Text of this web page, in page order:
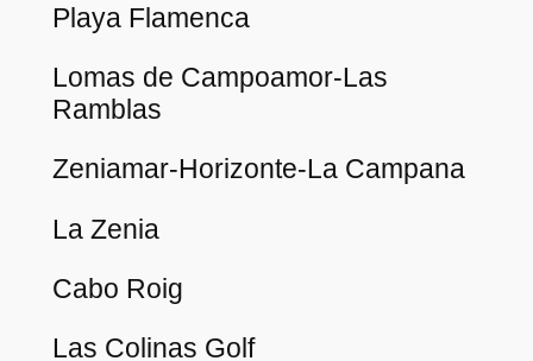
Playa Flamenca
Lomas de Campoamor-Las
Ramblas
Zeniamar-Horizonte-La Campana
La Zenia
Cabo Roig
Las Colinas Golf